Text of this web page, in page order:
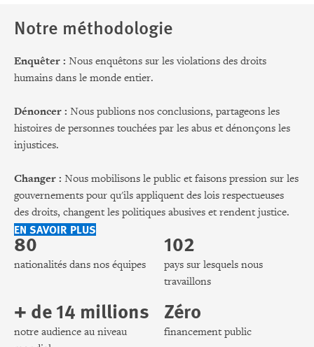
Notre méthodologie
Enquêter : Nous enquêtons sur les violations des droits
humains dans le monde entier.
Dénoncer : Nous publions nos conclusions, partageons les
histoires de personnes touchées par les abus et dénonçons les
injustices.
Changer : Nous mobilisons le public et faisons pression sur les
gouvernements pour qu'ils appliquent des lois respectueuses
des droits, changent les politiques abusives et rendent justice.
EN SAVOIR PLUS
80
nationalités dans nos équipes
102
pays sur lesquels nous
travaillons
+ de 14 millions
notre audience au niveau
Zéro
financement public